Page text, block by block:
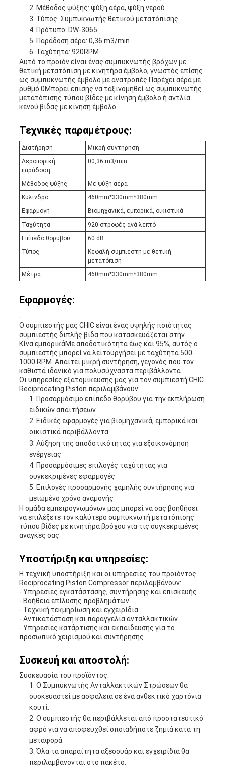
Μέθοδος ψύξης: ψύξη αέρα, ψύξη νερού
Τύπος: Συμπυκνωτής θετικού μετατόπισης
Πρότυπο: DW-3065
Παράδοση αέρα: 0,36 m3/min
Ταχύτητα: 920RPM
Αυτό το προϊόν είναι ένας συμπυκνωτής βρόχων με
θετική μετατόπιση με κινητήρα έμβολο, γνωστός επίσης
ως συμπυκνωτής έμβολο με ανατροπές.Παρέχει αέρα με
ρυθμό 0Μπορεί επίσης να ταξινομηθεί ως συμπυκνωτής
μετατόπισης τύπου βίδες με κίνηση έμβολο ή αντλία
κενού βίδας με κίνηση έμβολο.
Τεχνικές παραμέτρους:
Διατήρηση
Μικρή συντήρηση
Αεροπορική
παράδοση
00,36 m3/min
Μέθοδος ψύξης
Με ψύξη αέρα
Κύλινδρο
460mm*330mm*380mm
Εφαρμογή
Βιομηχανικά, εμπορικά, οικιστικά
Ταχύτητα
920 στροφές ανά λεπτό
Επίπεδο θορύβου
60 dB
Τύπος
Κεφαλή συμπιεστή με θετική
μετατόπιση
Μέτρα
460mm*330mm*380mm
Εφαρμογές:
Ο συμπιεστής μας CHIC είναι ένας υψηλής ποιότητας
συμπιεστής διπλής βίδα που κατασκευάζεται στην
Κίνα.εμπορικάΜε αποδοτικότητα έως και 95%, αυτός ο
συμπιεστής μπορεί να λειτουργήσει με ταχύτητα 500-
1000 RPM. Απαιτεί μικρή συντήρηση, γεγονός που τον
καθιστά ιδανικό για πολυσύχναστα περιβάλλοντα.
Οι υπηρεσίες εξατομίκευσης μας για τον συμπιεστή CHIC
Reciprocating Piston περιλαμβάνουν:
Προσαρμόσιμο επίπεδο θορύβου για την εκπλήρωση
ειδικών απαιτήσεων
Ειδικές εφαρμογές για βιομηχανικά, εμπορικά και
οικιστικά περιβάλλοντα
Αύξηση της αποδοτικότητας για εξοικονόμηση
ενέργειας
Προσαρμόσιμες επιλογές ταχύτητας για
συγκεκριμένες εφαρμογές
Επιλογές προσαρμογής χαμηλής συντήρησης για
μειωμένο χρόνο αναμονής
Η ομάδα εμπειρογνωμόνων μας μπορεί να σας βοηθήσει
να επιλέξετε τον καλύτερο συμπυκνωτή μετατόπισης
τύπου βίδες με κινητήρα βρόχου για τις συγκεκριμένες
ανάγκες σας.
Υποστήριξη και υπηρεσίες:
Η τεχνική υποστήριξη και οι υπηρεσίες του προϊόντος
Reciprocating Piston Compressor περιλαμβάνουν:
- Υπηρεσίες εγκατάστασης, συντήρησης και επισκευής
- Βοήθεια επίλυσης προβλημάτων
- Τεχνική τεκμηρίωση και εγχειρίδια
- Αντικατάσταση και παραγγελία ανταλλακτικών
- Υπηρεσίες κατάρτισης και εκπαίδευσης για το
προσωπικό χειρισμού και συντήρησης
Συσκευή και αποστολή:
Συσκευασία του προϊόντος:
Ο Συμπυκνωτής Ανταλλακτικών Στρώσεων θα
συσκευαστεί με ασφάλεια σε ένα ανθεκτικό χαρτόνια
κουτί.
Ο συμπιεστής θα περιβάλλεται από προστατευτικό
αφρό για να αποφευχθεί οποιαδήποτε ζημιά κατά τη
μεταφορά.
Όλα τα απαραίτητα αξεσουάρ και εγχειρίδια θα
περιλαμβάνονται στο πακέτο.